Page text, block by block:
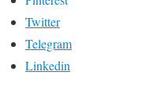
Twitter
Telegram
Linkedin